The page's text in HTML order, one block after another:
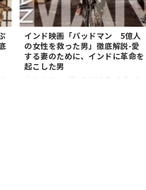
のようなハラハラドキドキなトラブ ...
インド映画「パッドマン 5億人
の女性を救った男」徹底解説-愛
する妻のために、インドに革命を
起こした男
「パッドマン 5億人の女性を救った男」を